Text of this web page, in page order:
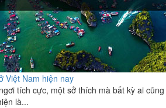
Việt Nam hiện nay
tích cực, một sở thích mà bất kỳ ai cũng
là...